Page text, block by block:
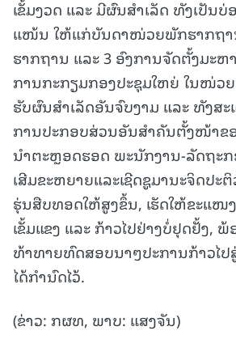
ເຂັ້ມງວດ ແລະ ມີຜົນສໍາເລັດ ທັງເປັນ
ແໜ້ນ ໃຫ້ແກ່ບັນດາໜ່ວຍພັກຮາກຖາ
ຮາກຖານ ແລະ 3 ອົງການຈັດຕັ້ງມະຫ
ການກະກຽມກອງປະຊຸມໃຫຍ່ ໃນໜ່ວ
ຮັບຜົນສຳເລັດອັນຈົບງາມ ແລະ ທັງສະ
ການປະກອບສ່ວນອັນສໍາຄັນຕັ້ງໜ້າຂ
ນໍາຕະຫຼອດຮອດ ພະນັກງານ-ລັດຖະ
ເສີມຂະຫຍາຍແລະເຊີດຊູມານະຈິດປະ
ຮຸ່ນສືບທອດໃຫ້ສູງຂຶ້ນ, ເຮັດໃຫ້ຂະແ
ເຂັ້ມແຂງ ແລະ ກ້າວໄປຢ່າງບໍ່ຢຸດຢັ້ງ,
ທ້າທາຍທົດສອບນາໆປະການກ້າວໄ
ໄດ້ກໍານົດໄວ້.
(ຂ່າວ: ກຜທ, ພາບ: ແສງຈັນ)